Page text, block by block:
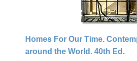
Homes For Our Time.
around the World. 40th Ed.